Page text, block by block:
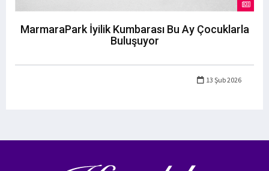
MarmaraPark İyilik Kumbarası Bu Ay Çocuklarla
Buluşuyor
13 Şub 2026